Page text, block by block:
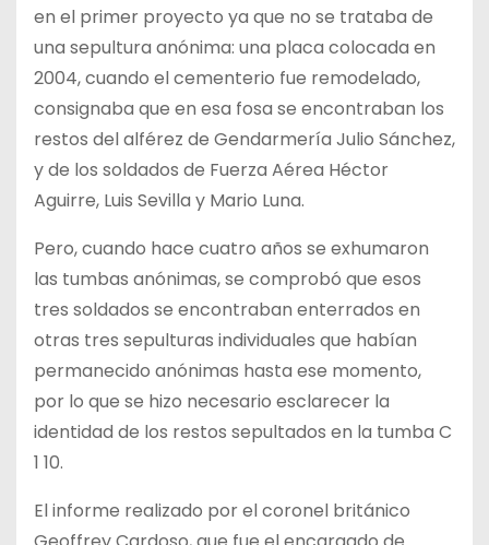
en el primer proyecto ya que no se trataba de
una sepultura anónima: una placa colocada en
2004, cuando el cementerio fue remodelado,
consignaba que en esa fosa se encontraban los
restos del alférez de Gendarmería Julio Sánchez,
y de los soldados de Fuerza Aérea Héctor
Aguirre, Luis Sevilla y Mario Luna.
Pero, cuando hace cuatro años se exhumaron
las tumbas anónimas, se comprobó que esos
tres soldados se encontraban enterrados en
otras tres sepulturas individuales que habían
permanecido anónimas hasta ese momento,
por lo que se hizo necesario esclarecer la
identidad de los restos sepultados en la tumba C
1 10.
El informe realizado por el coronel británico